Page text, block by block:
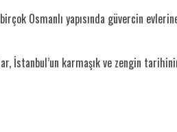
Osmanlı yapısında güvercin
İstanbul’un karmaşık ve zengin